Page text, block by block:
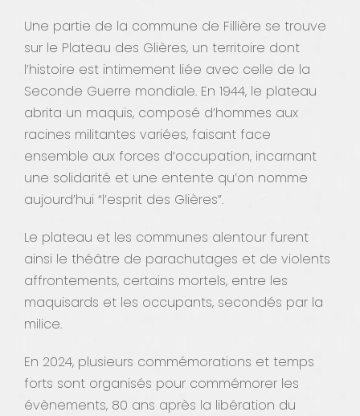
Une partie de la commune de Fillière se trouve
sur le Plateau des Glières, un territoire dont
l’histoire est intimement liée avec celle de la
Seconde Guerre mondiale. En 1944, le plateau
abrita un maquis, composé d’hommes aux
racines militantes variées, faisant face
ensemble aux forces d’occupation, incarnant
une solidarité et une entente qu’on nomme
aujourd’hui “l’esprit des Glières”.
Le plateau et les communes alentour furent
ainsi le théâtre de parachutages et de violents
affrontements, certains mortels, entre les
maquisards et les occupants, secondés par la
milice.
En 2024, plusieurs commémorations et temps
forts sont organisés pour commémorer les
évènements, 80 ans après la libération du